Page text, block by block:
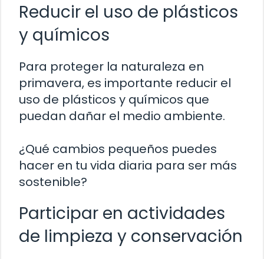
Reducir el uso de plásticos
y químicos
Para proteger la naturaleza en
primavera, es importante reducir el
uso de plásticos y químicos que
puedan dañar el medio ambiente.
¿Qué cambios pequeños puedes
hacer en tu vida diaria para ser más
sostenible?
Participar en actividades
de limpieza y conservación